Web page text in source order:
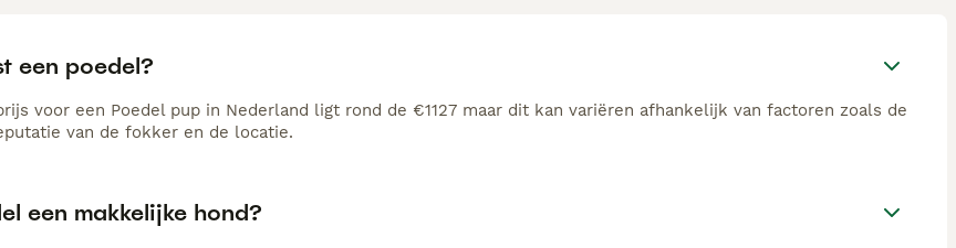
een poedel?
voor een Poedel pup in Nederland ligt rond de €1127 maar dit kan variëren afhankelijk van factoren zoals de
van de fokker en de locatie.
een makkelijke hond?